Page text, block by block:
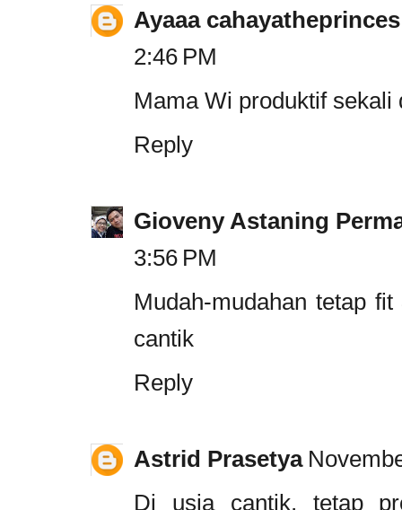
Ayaaa cahayatheprinces
2:46 PM
Mama Wi produktif sekali
Reply
Gioveny Astaning
3:56 PM
Mudah-mudahan tetap
cantik
Reply
Astrid Prasetya
Di usia cantik, tetap